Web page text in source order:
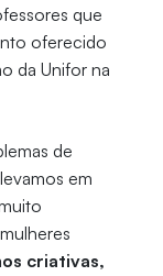
que
oferecido
da Unifor na
de
em
criativas,